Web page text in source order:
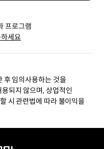
프로그램
세요
후 임의사용하는 것을
되지 않으며, 상업적인
시 관련법에 따라 불이익을